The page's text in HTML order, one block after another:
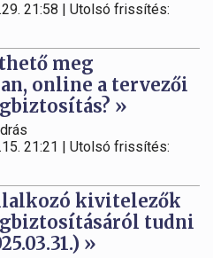
21:58 | Utolsó frissítés:
meg
online a tervezői
»
21:21 | Utolsó frissítés:
kivitelezők
tudni
»